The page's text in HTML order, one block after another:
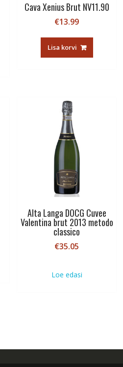
Cava Xenius Brut NV11.90
€13.99
Lisa korvi
Alta Langa DOCG Cuvee
Valentina brut 2013 metodo
classico
€35.05
Loe edasi